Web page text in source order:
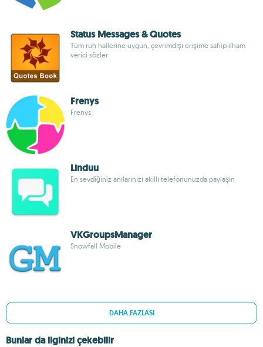
Status Messages & Quotes
Tüm ruh hallerine uygun, çevrimdışı erişime sahip ilham
verici sözler
Frenys
Frenys
Linduu
En sevdiğiniz anılarınızı akıllı telefonunuzda paylaşın
VKGroupsManager
Snowfall Mobile
DAHA FAZLASI
Bunlar da ilginizi çekebilir